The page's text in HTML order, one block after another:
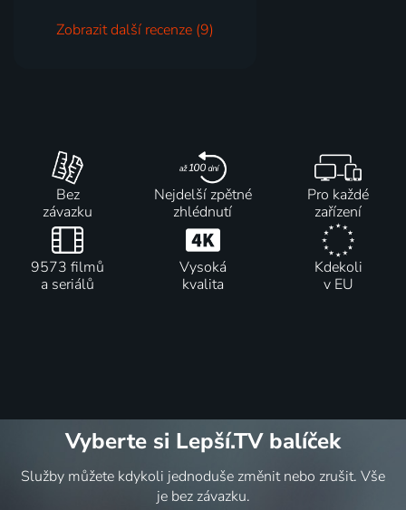
Zobrazit další recenze (9)
Bez
závazku
Nejdelší zpětné
zhlédnutí
Pro každé
zařízení
9573 filmů
a seriálů
Vysoká
kvalita
Kdekoli
v EU
Vyberte si Lepší.TV balíček
Služby můžete kdykoli jednoduše změnit nebo zrušit. Vše
je bez závazku.